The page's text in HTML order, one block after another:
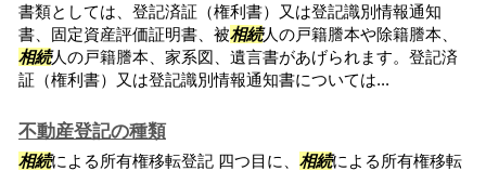
書類としては、登記済証（権利書）又は登記識別情報通知
書、固定資産評価証明書、被相続人の戸籍謄本や除籍謄本、
相続人の戸籍謄本、家系図、遺言書があげられます。登記済
証（権利書）又は登記識別情報通知書については...
不動産登記の種類
相続による所有権移転登記 四つ目に、 相続による所有権移転